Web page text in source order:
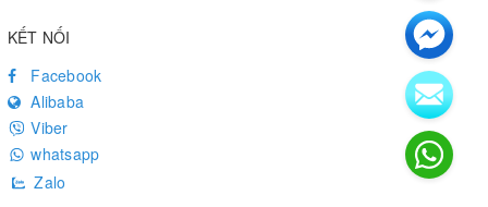
KẾT NỐI
Facebook
Alibaba
Viber
whatsapp
Zalo